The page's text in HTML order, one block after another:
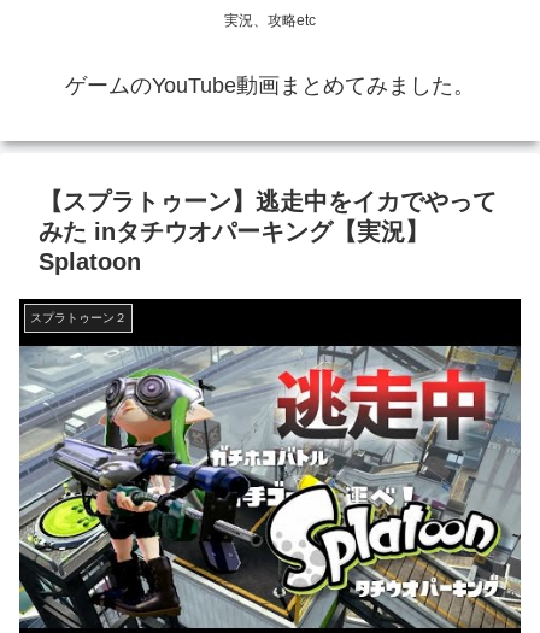
実況、攻略etc
ゲームのYouTube動画まとめてみました。
【スプラトゥーン】逃走中をイカでやって
みた inタチウオパーキング【実況】
Splatoon
スプラトゥーン２